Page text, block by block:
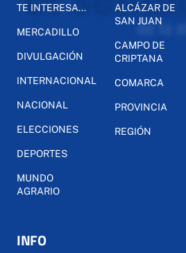
TE INTERESA...
MERCADILLO
DIVULGACIÓN
INTERNACIONAL
NACIONAL
ELECCIONES
DEPORTES
MUNDO
AGRARIO
ALCÁZAR DE
SAN JUAN
CAMPO DE
CRIPTANA
COMARCA
PROVINCIA
REGIÓN
INFO